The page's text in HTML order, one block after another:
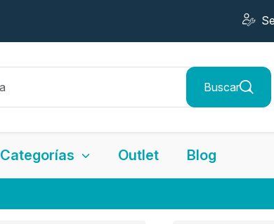
Buscar
Categorías Outlet Blog